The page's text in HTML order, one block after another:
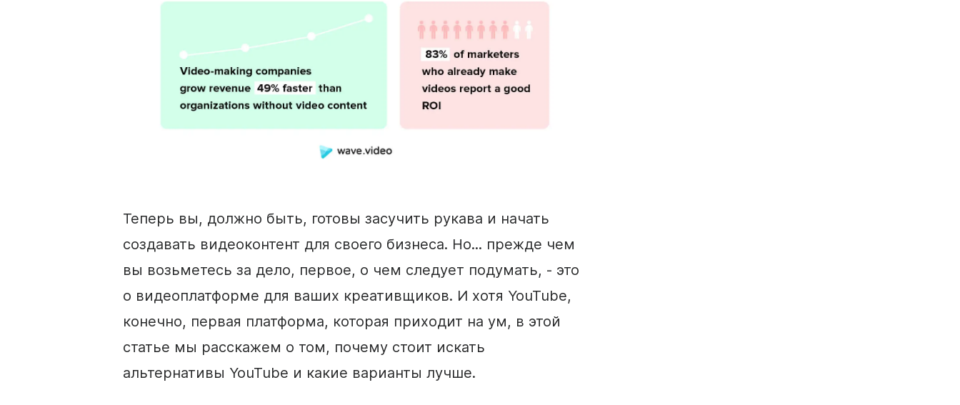
Теперь вы, должно быть, готовы засучить рукава и начать
создавать видеоконтент для своего бизнеса. Но... прежде чем
вы возьметесь за дело, первое, о чем следует подумать, - это
о видеоплатформе для ваших креативщиков. И хотя YouTube,
конечно, первая платформа, которая приходит на ум, в этой
статье мы расскажем о том, почему стоит искать
альтернативы YouTube и какие варианты лучше.